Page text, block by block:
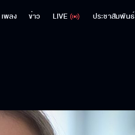
เพลง ข่าว LIVE ประชาสัมพันธ์